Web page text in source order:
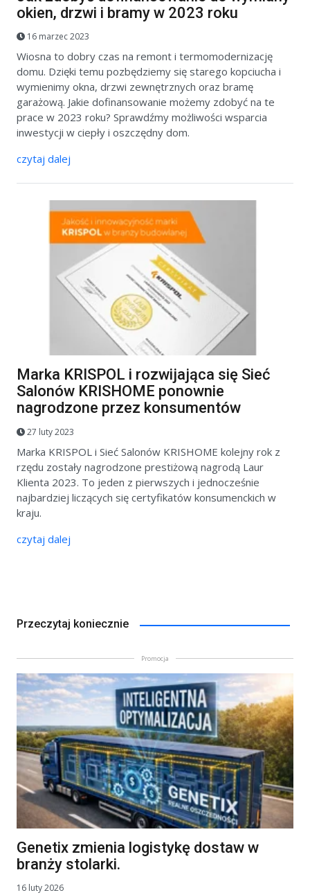
okien, drzwi i bramy w 2023 roku
16 marzec 2023
Wiosna to dobry czas na remont i termomodernizację
domu. Dzięki temu pozbędziemy się starego kopciucha i
wymienimy okna, drzwi zewnętrznych oraz bramę
garażową. Jakie dofinansowanie możemy zdobyć na te
prace w 2023 roku? Sprawdźmy możliwości wsparcia
inwestycji w ciepły i oszczędny dom.
czytaj dalej
Marka KRISPOL i rozwijająca się Sieć
Salonów KRISHOME ponownie
nagrodzone przez konsumentów
27 luty 2023
Marka KRISPOL i Sieć Salonów KRISHOME kolejny rok z
rzędu zostały nagrodzone prestiżową nagrodą Laur
Klienta 2023. To jeden z pierwszych i jednocześnie
najbardziej liczących się certyfikatów konsumenckich w
kraju.
czytaj dalej
Przeczytaj koniecznie
Promocja
Genetix zmienia logistykę dostaw w
branży stolarki.
16 luty 2026